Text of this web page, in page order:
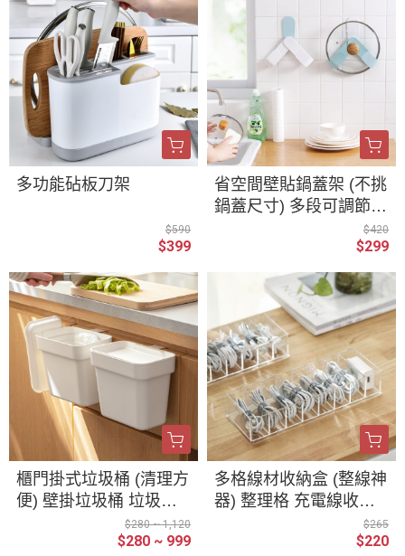
多功能砧板刀架
$590
$399
省空間壁貼鍋蓋架 (不挑
鍋蓋尺寸) 多段可調節
無痕 壁貼式 鍋蓋收納
免打孔 瀝水架 置物架
鍋蓋 掛架
$420
$299
櫃門掛式垃圾桶 (清理方
便) 壁掛垃圾桶 垃圾桶
掛式垃圾桶 廚房垃圾桶
垃圾桶大容量 除臭 廚餘
$280 ~ 1,120
$280 ~ 999
多格線材收納盒 (整線神
器) 整理格 充電線收納
盒 收納格 加大加高整理
格 小物收納 數據線收納
$265
$220